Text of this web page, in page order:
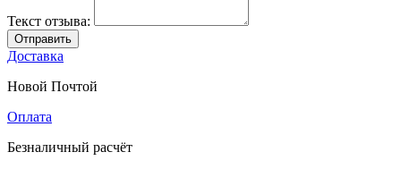
Текст отзыва:
Отправить
Доставка
Новой Почтой
Оплата
Безналичный расчёт